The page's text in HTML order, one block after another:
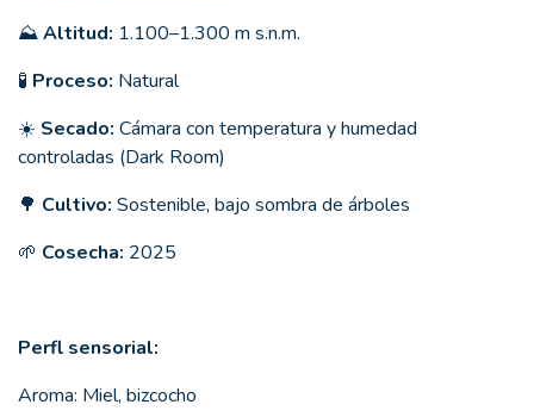
⛰Altitud: 1.100–1.300 m s.n.m.
🧪 Proceso: Natural
☀️ Secado: Cámara con temperatura y humedad
controladas (Dark Room)
🌳 Cultivo: Sostenible, bajo sombra de árboles
🌱 Cosecha: 2025
Perfl sensorial:
Aroma: Miel, bizcocho